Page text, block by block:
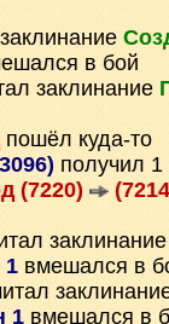
в бой
заклинание
пошёл куда-то
получил 1
(7220)
1 вмешался в
1 вмешался в